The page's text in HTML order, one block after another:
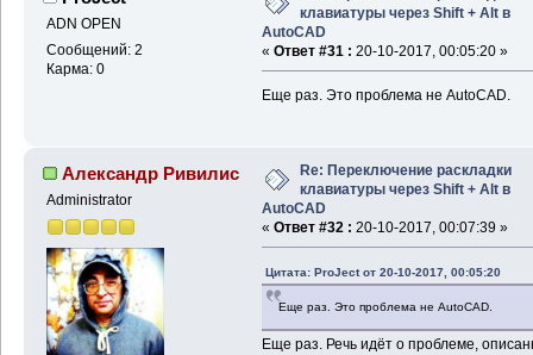
ADN OPEN
Сообщений: 2
Карма: 0
клавиатуры через Shift + Alt в
AutoCAD
« Ответ #31 : 20-10-2017, 00:05:20 »
Еще раз. Это проблема не AutoCAD.
Александр Ривилис
Administrator
Re: Переключение раскладки
клавиатуры через Shift + Alt в
AutoCAD
« Ответ #32 : 20-10-2017, 00:07:39 »
Цитата: ProJect от 20-10-2017, 00:05:20
Еще раз. Это проблема не AutoCAD.
Еще раз. Речь идёт о проблеме,